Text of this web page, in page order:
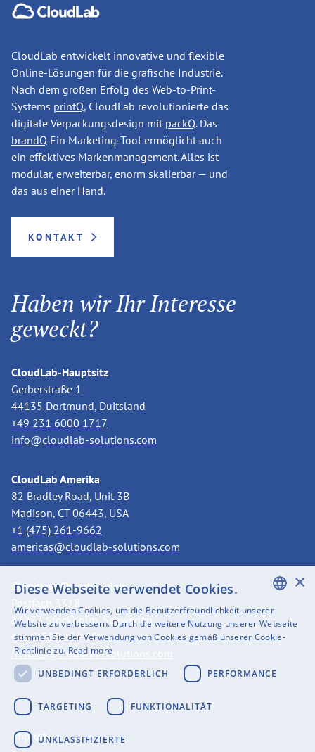
CloudLab entwickelt innovative und flexible
Online-Lösungen für die grafische Industrie.
Nach dem großen Erfolg des Web-to-Print-
Systems printQ, CloudLab revolutionierte das
digitale Verpackungsdesign mit packQ. Das
brandQ Ein Marketing-Tool ermöglicht auch
ein effektives Markenmanagement. Alles ist
modular, erweiterbar, enorm skalierbar — und
das aus einer Hand.
KONTAKT
Haben wir Ihr Interesse
geweckt?
CloudLab-Hauptsitz
Gerberstraße 1
44135 Dortmund, Duitsland
+49 231 6000 1717
info@cloudlab-solutions.com
CloudLab Amerika
82 Bradley Road, Unit 3B
Madison, CT 06443, USA
+1 (475) 261-9662
americas@cloudlab-solutions.com
CloudLab Skandinavien
11273 Stockholm, Schweden
+46 8 525 199 50
nordics@cloudlab-solutions.com
Imprint
ENGLISH
SWEDISH
×
Diese Webseite verwendet Cookies.
Wir verwenden Cookies, um die Benutzerfreundlichkeit unserer
Website zu verbessern. Durch die weitere Nutzung unserer Webseite
stimmen Sie der Verwendung von Cookies gemäß unserer Cookie-
Richtlinie zu. Read more
UNBEDINGT ERFORDERLICH
PERFORMANCE
TARGETING FUNKTIONALITÄT
UNKLASSIFIZIERTE